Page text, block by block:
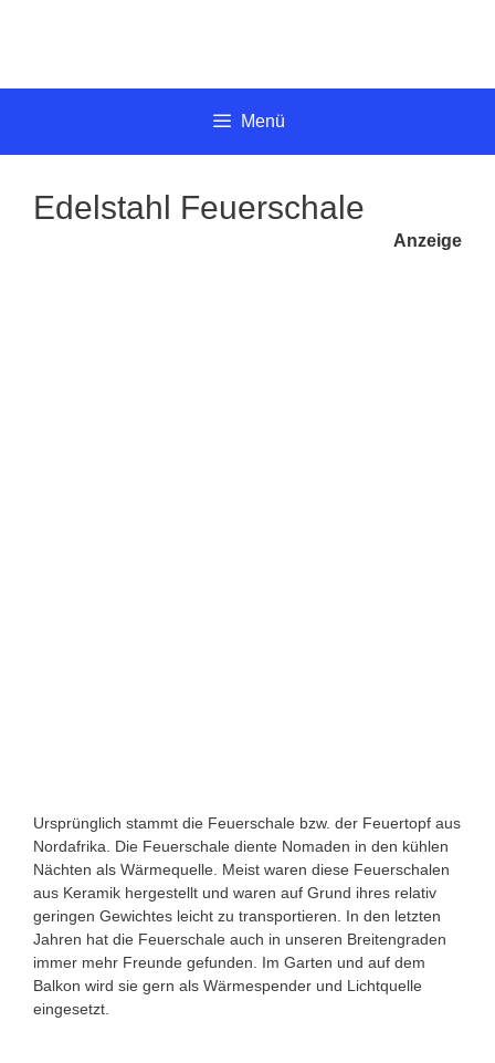
Menü
Edelstahl Feuerschale
Ursprünglich stammt die Feuerschale bzw. der Feuertopf aus
Nordafrika. Die Feuerschale diente Nomaden in den kühlen
Nächten als Wärmequelle. Meist waren diese Feuerschalen
aus Keramik hergestellt und waren auf Grund ihres relativ
geringen Gewichtes leicht zu transportieren. In den letzten
Jahren hat die Feuerschale auch in unseren Breitengraden
immer mehr Freunde gefunden. Im Garten und auf dem
Balkon wird sie gern als Wärmespender und Lichtquelle
eingesetzt.